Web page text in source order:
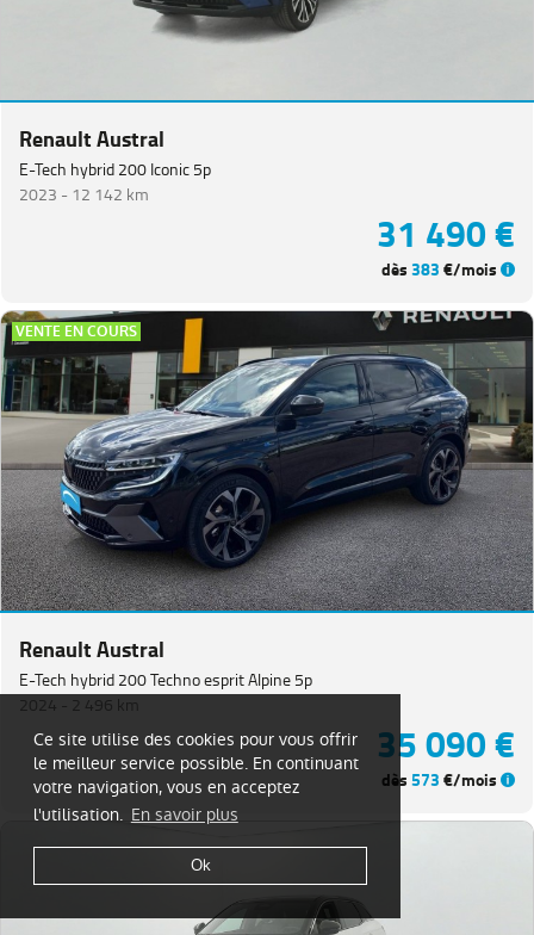
Ce site utilise des cookies pour vous offrir
le meilleur service possible. En continuant
votre navigation, vous en acceptez
l'utilisation. En savoir plus
Ok
Renault Austral
E-Tech hybrid 200 Iconic 5p
2023 - 12 142 km
31 490 €
dès383€/mois
VENTE EN COURS
Renault Austral
E-Tech hybrid 200 Techno esprit Alpine 5p
2024 - 2 496 km
35 090 €
dès573€/mois